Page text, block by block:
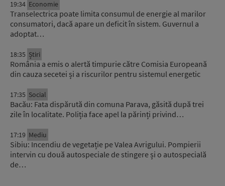
19:34 Economie
Transelectrica poate limita consumul de energie al marilor
consumatori, dacă apare un deficit în sistem. Guvernul a
adoptat…
18:35 Știri
România a emis o alertă timpurie către Comisia Europeană
din cauza secetei și a riscurilor pentru sistemul energetic
17:35 Social
Bacău: Fata dispărută din comuna Parava, găsită după trei
zile în localitate. Poliția face apel la părinți privind…
17:19 Mediu
Sibiu: Incendiu de vegetație pe Valea Avrigului. Pompierii
intervin cu două autospeciale de stingere și o autospecială
de…